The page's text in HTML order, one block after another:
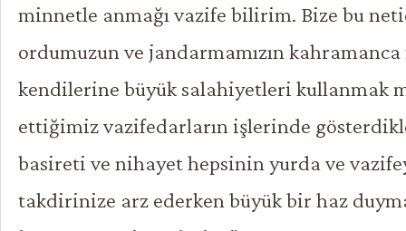
minnetle anmağı vazife bilirim. Bize bu
ordumuzun ve jandarmamızın kahramanca
kendilerine büyük salahiyetleri kullanmak
ettiğimiz vazifedarların işlerinde
basireti ve nihayet hepsinin yurda ve
takdirinize arz ederken büyük bir haz